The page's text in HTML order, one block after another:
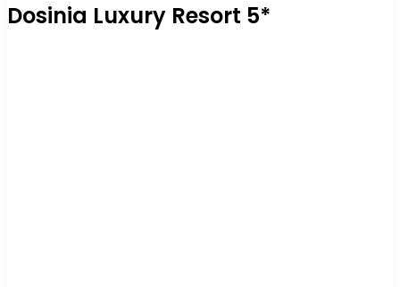
Dosinia Luxury Resort 5*